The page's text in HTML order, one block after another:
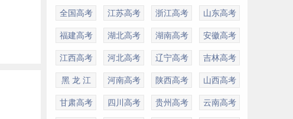
全国高考 江苏高考 浙江高考 山东高考
福建高考 湖北高考 湖南高考 安徽高考
江西高考 河北高考 辽宁高考 吉林高考
黑 龙 江 河南高考 陕西高考 山西高考
甘肃高考 四川高考 贵州高考 云南高考